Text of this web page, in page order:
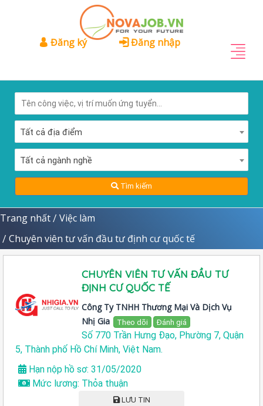
Đăng ký Đăng nhập
Tất cả địa điểm
Tất cả ngành nghề
Tìm kiếm
Trang nhất / Việc làm
/ Chuyên viên tư vấn đầu tư định cư quốc tế
CHUYÊN VIÊN TƯ VẤN ĐẦU TƯ
ĐỊNH CƯ QUỐC TẾ
Công Ty TNHH Thương Mại Và Dịch Vụ
Nhị Gia
Theo dõi Đánh giá
Số 770 Trần Hưng Đạo, Phường 7, Quận
5, Thành phố Hồ Chí Minh, Việt Nam.
Hạn nộp hồ sơ: 31/05/2020
Mức lương: Thỏa thuận
LƯU TIN